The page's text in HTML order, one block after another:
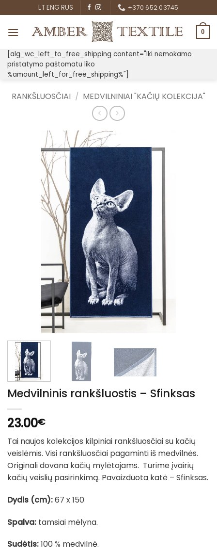
to
content
LT ENG RUS +370 652 03745
0
[alg_wc_left_to_free_shipping content="Iki nemokamo
pristatymo paštomatu liko
%amount_left_for_free_shipping%"]
RANKŠLUOSČIAI / MEDVILNINIAI "KAČIŲ KOLEKCIJA"
Medvilninis rankšluostis – Sfinksas
23.00€
Tai naujos kolekcijos kilpiniai rankšluosčiai su kačių
veislėmis. Visi rankšluosčiai pagaminti iš medvilnės.
Originali dovana kačių mylėtojams. Turime įvairių
kačių veislių pasirinkimą. Pavaizduota katė – Sfinksas.
Dydis (cm):67 x 150
Spalva: tamsiai mėlyna.
Sudėtis:100 % medvilnė.